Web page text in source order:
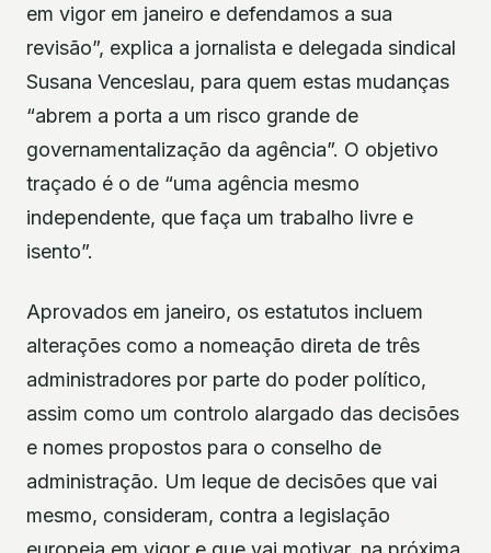
em vigor em janeiro e defendamos a sua
revisão”, explica a jornalista e delegada sindical
Susana Venceslau, para quem estas mudanças
“abrem a porta a um risco grande de
governamentalização da agência”. O objetivo
traçado é o de “uma agência mesmo
independente, que faça um trabalho livre e
isento”.
Aprovados em janeiro, os estatutos incluem
alterações como a nomeação direta de três
administradores por parte do poder político,
assim como um controlo alargado das decisões
e nomes propostos para o conselho de
administração. Um leque de decisões que vai
mesmo, consideram, contra a legislação